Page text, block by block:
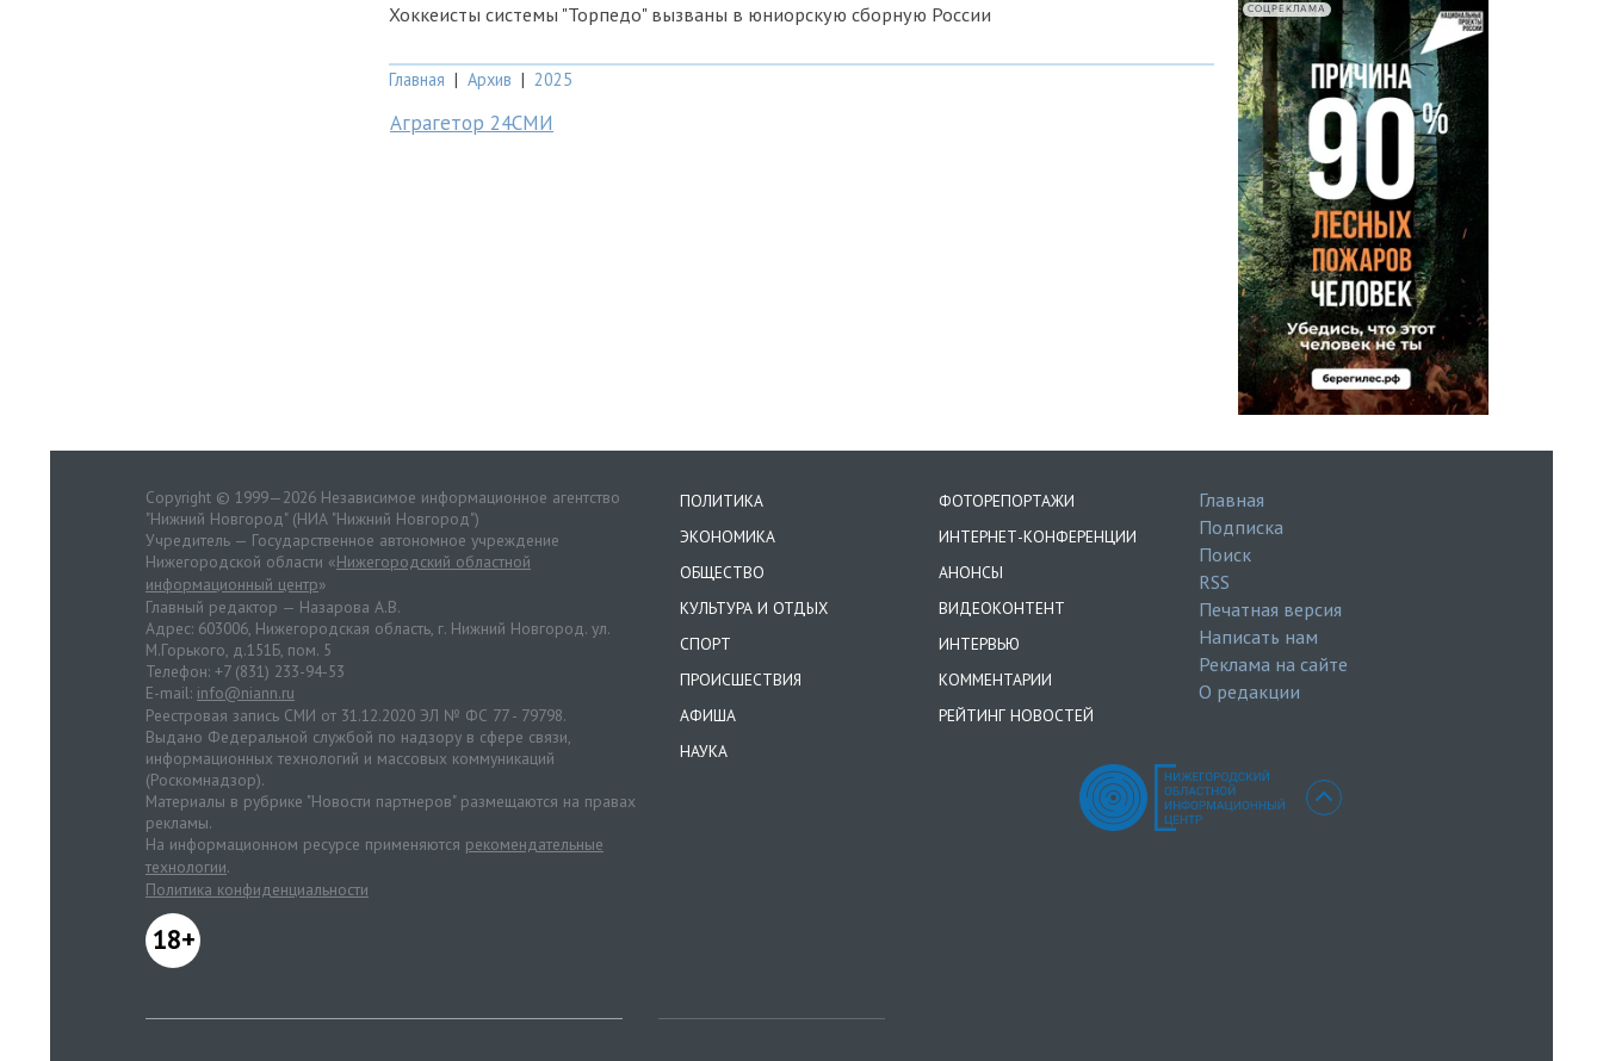
Хоккеисты системы "Торпедо" вызваны в юниорскую сборную России
Главная | Архив | 2025
Аграгетор 24СМИ
СОЦРЕКЛАМА
Copyright © 1999—2026 Независимое информационное агентство
"Нижний Новгород" (НИА "Нижний Новгород")
Учредитель — Государственное автономное учреждение
Нижегородской области «Нижегородский областной
информационный центр»
Главный редактор — Назарова А.В.
Адрес: 603006, Нижегородская область, г. Нижний Новгород. ул.
М.Горького, д.151Б, пом. 5
Телефон: +7 (831) 233-94-53
E-mail: info@niann.ru
Реестровая запись СМИ от 31.12.2020 ЭЛ № ФС 77 - 79798.
Выдано Федеральной службой по надзору в сфере связи,
информационных технологий и массовых коммуникаций
(Роскомнадзор).
Материалы в рубрике "Новости партнеров" размещаются на правах
рекламы.
На информационном ресурсе применяются рекомендательные
технологии.
Политика конфиденциальности
18+
ПОЛИТИКА
ЭКОНОМИКА
ОБЩЕСТВО
КУЛЬТУРА И ОТДЫХ
СПОРТ
ПРОИСШЕСТВИЯ
АФИША
НАУКА
ФОТОРЕПОРТАЖИ
ИНТЕРНЕТ-КОНФЕРЕНЦИИ
АНОНСЫ
ВИДЕОКОНТЕНТ
ИНТЕРВЬЮ
КОММЕНТАРИИ
РЕЙТИНГ НОВОСТЕЙ
Главная
Подписка
Поиск
RSS
Печатная версия
Написать нам
Реклама на сайте
О редакции